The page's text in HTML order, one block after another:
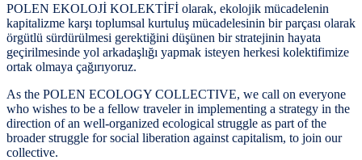
POLEN EKOLOJİ KOLEKTİFİ olarak, ekolojik mücadelenin
kapitalizme karşı toplumsal kurtuluş mücadelesinin bir parçası olarak
örgütlü sürdürülmesi gerektiğini düşünen bir stratejinin hayata
geçirilmesinde yol arkadaşlığı yapmak isteyen herkesi kolektifimize
ortak olmaya çağırıyoruz.
As the POLEN ECOLOGY COLLECTIVE, we call on everyone
who wishes to be a fellow traveler in implementing a strategy in the
direction of an well-organized ecological struggle as part of the
broader struggle for social liberation against capitalism, to join our
collective.